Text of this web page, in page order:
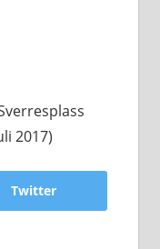
2017)
Twitter